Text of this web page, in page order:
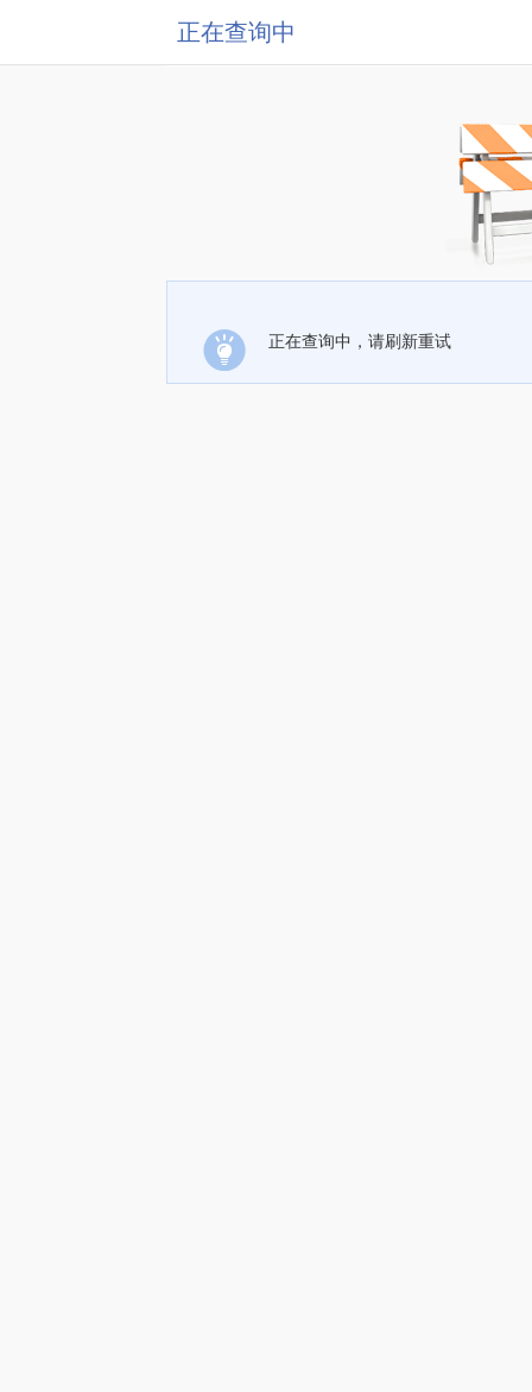
正在查询中
正在查询中，请刷新重试